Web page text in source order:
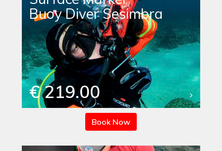
Buoy Diver Sesimbra
€ 219.00
Book Now